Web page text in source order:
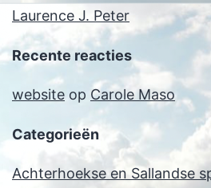
Laurence J. Peter
Recente reacties
website op Carole Maso
Categorieën
Achterhoekse en Sallandse